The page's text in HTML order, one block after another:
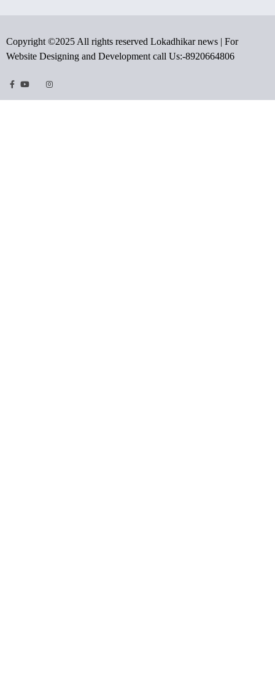
Copyright ©2025 All rights reserved Lokadhikar news | For
Website Designing and Development call Us:-8920664806
Facebook
Youtube
TwitterInstragram